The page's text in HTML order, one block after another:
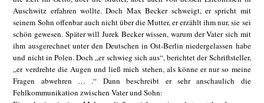
Auschwitz erfahren wollte. Doch Max Becker schweigt, er spricht mit
seinem Sohn offenbar auch nicht über die Mutter, er erzählt ihm nur, sie sei
schön gewesen. Später will Jurek Becker wissen, warum der Vater sich mit
ihm ausgerechnet unter den Deutschen in Ost-Berlin niedergelassen habe
und nicht in Polen. Doch „er schwieg sich aus“, berichtet der Schriftsteller,
„er verdrehte die Augen und ließ mich stehen, als könne er nur so meine
Fragen abwehren … .“ Dann beschreibt er sehr anschaulich die
Fehlkommunikation zwischen Vater und Sohn: